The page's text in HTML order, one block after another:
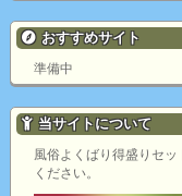
おすすめサイト
準備中
当サイトについて
風俗よくばり得盛りセ
ください。